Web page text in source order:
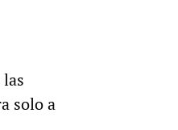
solo a